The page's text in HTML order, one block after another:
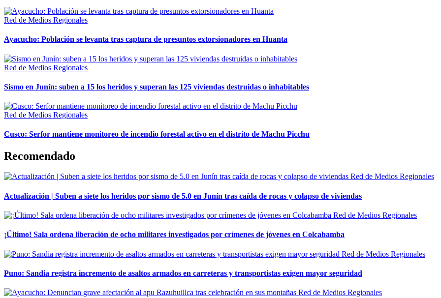
Red de Medios Regionales
Ayacucho: Población se levanta tras captura de presuntos extorsionadores en Huanta
Red de Medios Regionales
Sismo en Junín: suben a 15 los heridos y superan las 125 viviendas destruidas o inhabitables
Red de Medios Regionales
Cusco: Serfor mantiene monitoreo de incendio forestal activo en el distrito de Machu Picchu
Recomendado
Red de Medios Regionales
Actualización | Suben a siete los heridos por sismo de 5.0 en Junín tras caída de rocas y colapso de viviendas
Red de Medios Regionales
¡Último! Sala ordena liberación de ocho militares investigados por crímenes de jóvenes en Colcabamba
Red de Medios Regionales
Puno: Sandia registra incremento de asaltos armados en carreteras y transportistas exigen mayor seguridad
Red de Medios Regionales